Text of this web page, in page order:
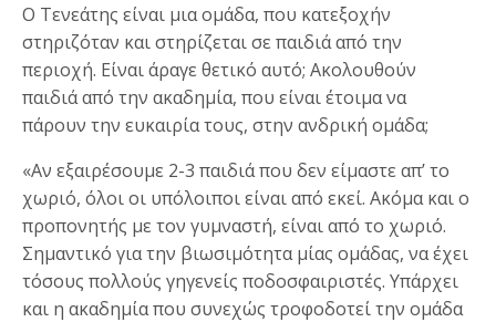
Ο Τενεάτης είναι μια ομάδα, που κατεξοχήν
στηριζόταν και στηρίζεται σε παιδιά από την
περιοχή. Είναι άραγε θετικό αυτό; Ακολουθούν
παιδιά από την ακαδημία, που είναι έτοιμα να
πάρουν την ευκαιρία τους, στην ανδρική ομάδα;
«Αν εξαιρέσουμε 2-3 παιδιά που δεν είμαστε απ’ το
χωριό, όλοι οι υπόλοιποι είναι από εκεί. Ακόμα και ο
προπονητής με τον γυμναστή, είναι από το χωριό.
Σημαντικό για την βιωσιμότητα μίας ομάδας, να έχει
τόσους πολλούς γηγενείς ποδοσφαιριστές. Υπάρχει
και η ακαδημία που συνεχώς τροφοδοτεί την ομάδα